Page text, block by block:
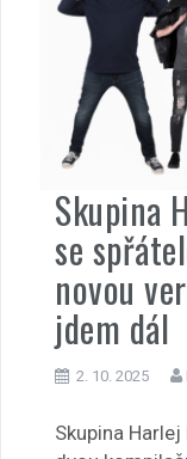
Skupina
se
novou
jdem dál
2. 10. 2025
Skupina